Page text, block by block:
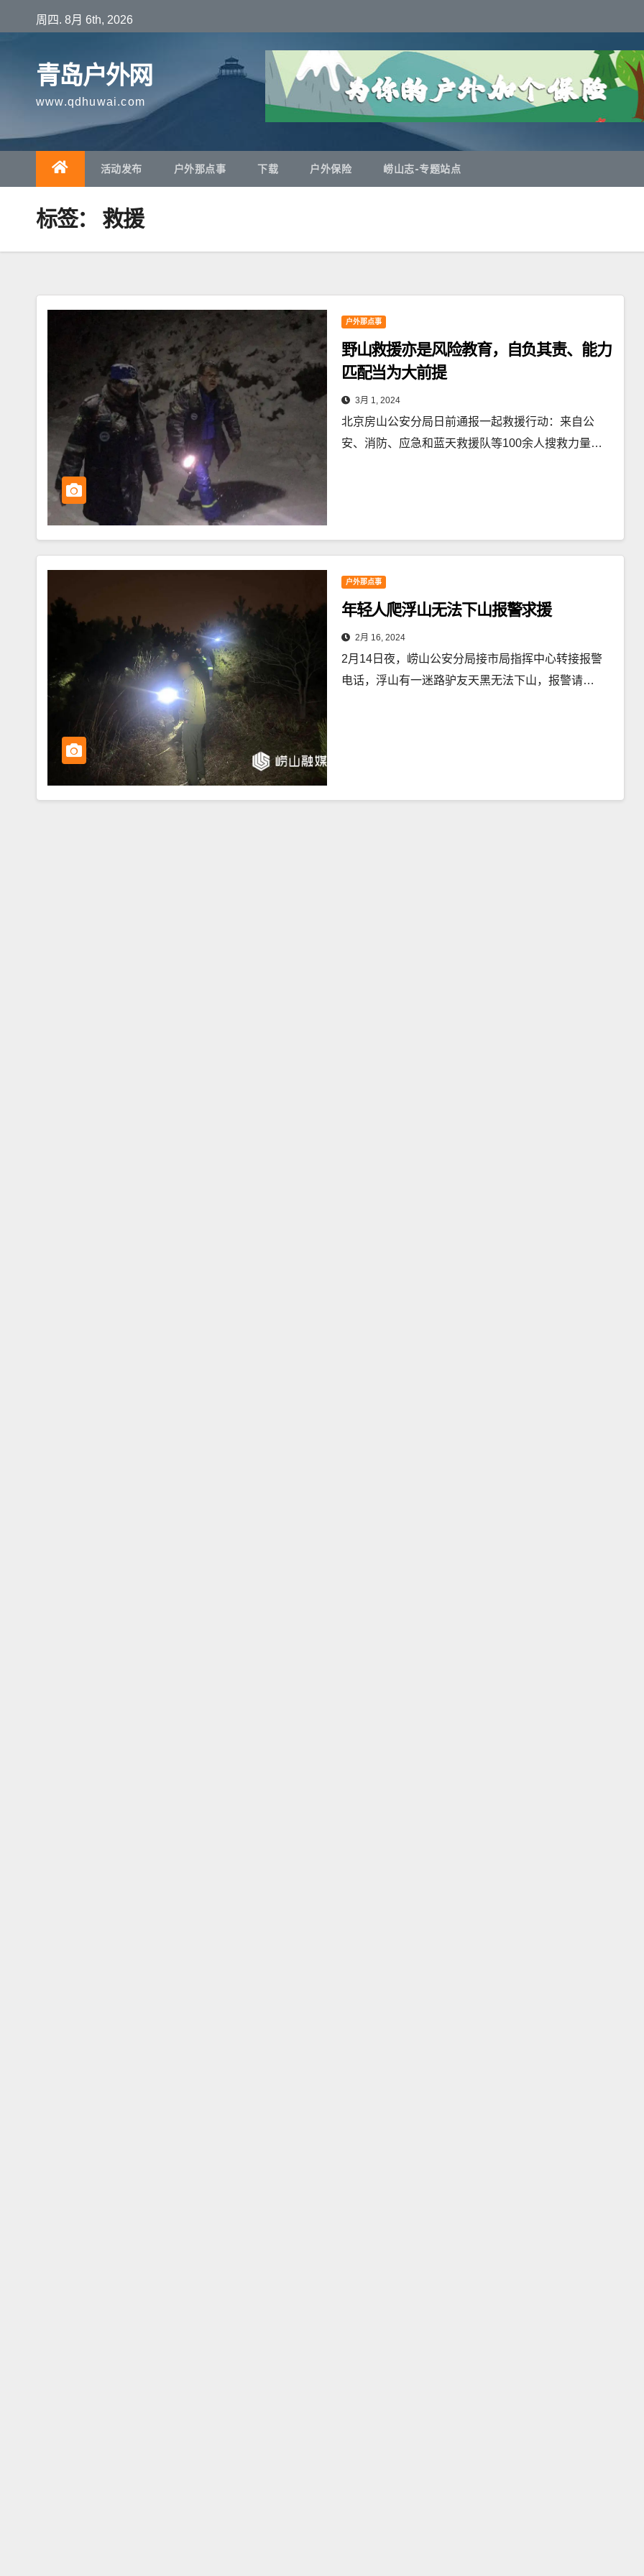
至
周四. 8月 6th, 2026
青岛户外网
www.qdhuwai.com
活动发布 户外那点事 下载 户外保险 崂山志-专题站点
标签： 救援
户外那点事
野山救援亦是风险教育，自负其责、能力
匹配当为大前提
3月 1, 2024
北京房山公安分局日前通报一起救援行动：来自公
安、消防、应急和蓝天救援队等100余人搜救力量…
户外那点事
年轻人爬浮山无法下山报警求援
2月 16, 2024
2月14日夜，崂山公安分局接市局指挥中心转接报警
电话，浮山有一迷路驴友天黑无法下山，报警请…